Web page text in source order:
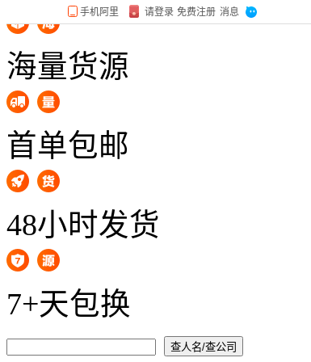
海量货源
首单包邮
48小时发货
7+天包换
查人名/查公司